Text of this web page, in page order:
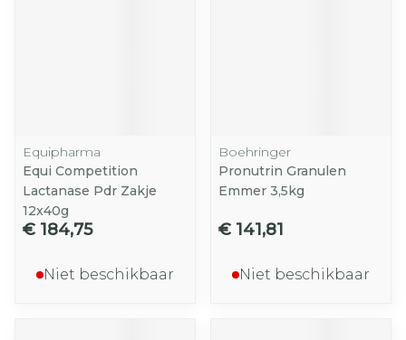
Equipharma
Equi Competition
Lactanase Pdr Zakje
12x40g
€ 184,75
Niet beschikbaar
Boehringer
Pronutrin Granulen
Emmer 3,5kg
€ 141,81
Niet beschikbaar